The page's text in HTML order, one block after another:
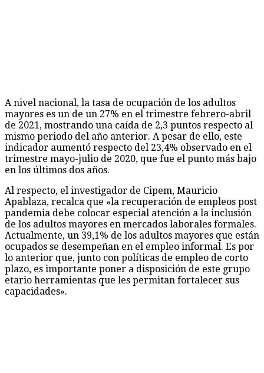
A nivel nacional, la tasa de ocupación de los adultos
mayores es un de un 27% en el trimestre febrero-abril
de 2021, mostrando una caída de 2,3 puntos respecto al
mismo periodo del año anterior. A pesar de ello, este
indicador aumentó respecto del 23,4% observado en el
trimestre mayo-julio de 2020, que fue el punto más bajo
en los últimos dos años.
Al respecto, el investigador de Cipem, Mauricio
Apablaza, recalca que «la recuperación de empleos post
pandemia debe colocar especial atención a la inclusión
de los adultos mayores en mercados laborales formales.
Actualmente, un 39,1% de los adultos mayores que están
ocupados se desempeñan en el empleo informal. Es por
lo anterior que, junto con políticas de empleo de corto
plazo, es importante poner a disposición de este grupo
etario herramientas que les permitan fortalecer sus
capacidades».